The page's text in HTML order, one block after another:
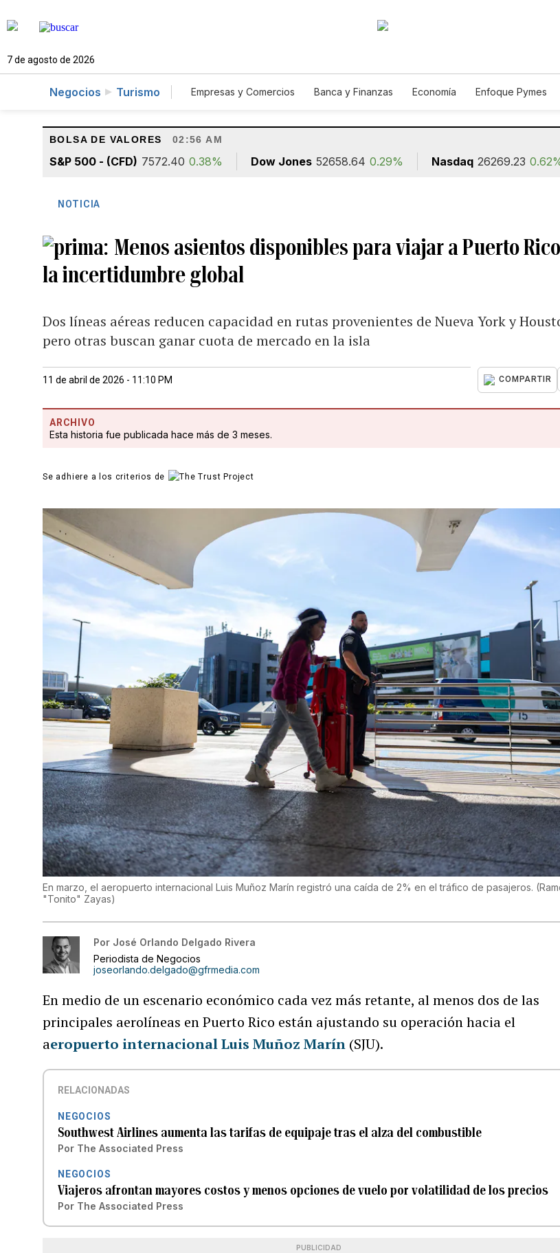
7 de agosto de 2026
Negocios Turismo Empresas y Comercios Banca y Finanzas Economía Enfoque Pymes
BOLSA DE VALORES 02:56 AM
S&P 500 - (CFD) 7572.40 0.38% Dow Jones 52658.64 0.29% Nasdaq 26269.23
NOTICIA
Menos asientos disponibles para viajar a Puerto
la incertidumbre global
Dos líneas aéreas reducen capacidad en rutas provenientes de Nueva York y
pero otras buscan ganar cuota de mercado en la isla
11 de abril de 2026 - 11:10 PM COMPARTIR
ARCHIVO
Esta historia fue publicada hace más de 3 meses.
Se adhiere a los criterios de
En marzo, el aeropuerto internacional Luis Muñoz Marín registró una caída de 2% en el tráfico de pasajeros. (
"Tonito" Zayas)
Por José Orlando Delgado Rivera
Periodista de Negocios
joseorlando.delgado@gfrmedia.com
En medio de un escenario económico cada vez más retante, al menos dos de las
principales aerolíneas en Puerto Rico están ajustando su operación hacia el
aeropuerto internacional Luis Muñoz Marín (SJU).
RELACIONADAS
NEGOCIOS
Southwest Airlines aumenta las tarifas de equipaje tras el alza del combustible
Por The Associated Press
NEGOCIOS
Viajeros afrontan mayores costos y menos opciones de vuelo por volatilidad de los precios
Por The Associated Press
PUBLICIDAD